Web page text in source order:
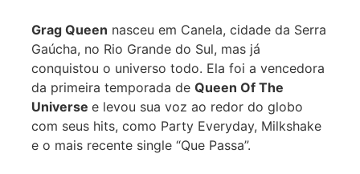
Grag Queen nasceu em Canela, cidade da Serra
Gaúcha, no Rio Grande do Sul, mas já
conquistou o universo todo. Ela foi a vencedora
da primeira temporada deQueen Of The
Universee levou sua voz ao redor do globo
com seus hits, como Party Everyday, Milkshake
e o mais recente single “Que Passa”.